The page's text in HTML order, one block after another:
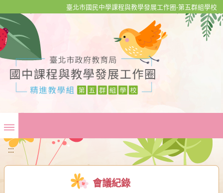
移至網頁之主要內容區位置臺北市國民中學課程與教學發展工作圈-第五群組學校
:::
會議紀錄